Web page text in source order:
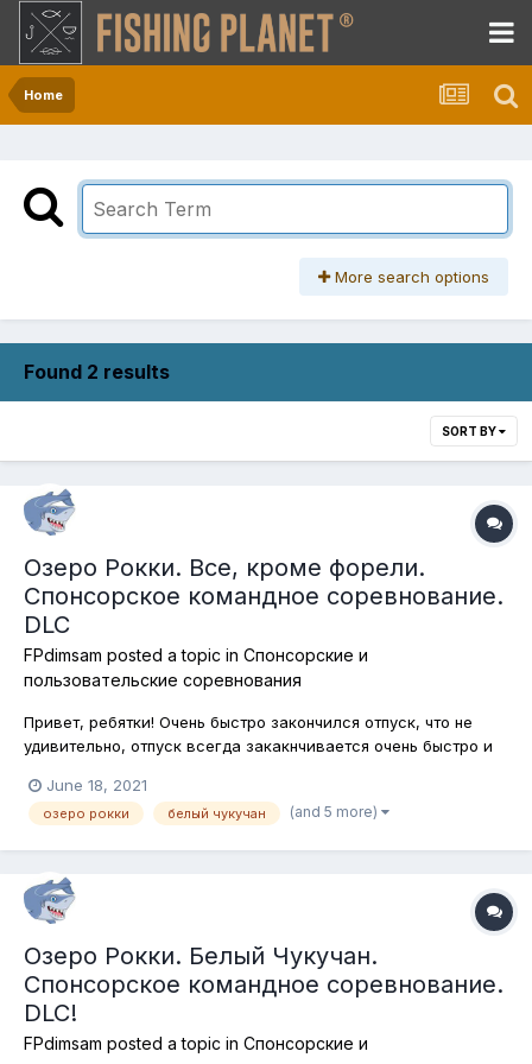
Home
More search options
Found 2 results
SORT BY
Озеро Рокки. Все, кроме форели.
Спонсорское командное соревнование.
DLC
FPdimsam posted a topic in Спонсорские и
пользовательские соревнования
Привет, ребятки! Очень быстро закончился отпуск, что не
удивительно, отпуск всегда закакнчивается очень быстро и
развлечениям в самом лучшем рыболовном симуляторе
Fishing Planet! Сегодня мы отправляемся в штат Колорадо, на
June 18, 2021
озеро рокки белый чукучан (and 5 more)
Озеро Рокки. Белый Чукучан.
Спонсорское командное соревнование.
DLC!
FPdimsam posted a topic in Спонсорские и